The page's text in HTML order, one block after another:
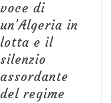
voce di
un’Algeria in
lotta e il
silenzio
assordante
del regime